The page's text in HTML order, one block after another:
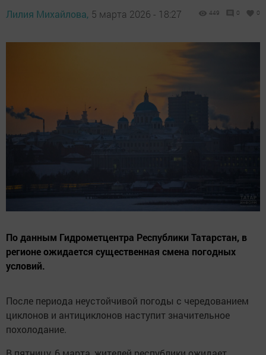
Лилия Михайлова, 5 марта 2026 - 18:27 449 0 0
По данным Гидрометцентра Республики Татарстан, в
регионе ожидается существенная смена погодных
условий.
После периода неустойчивой погоды с чередованием
циклонов и антициклонов наступит значительное
похолодание.